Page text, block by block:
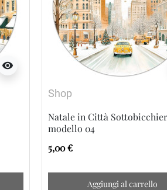
visibility
Shop
Natale in Città
modello 04
5,00 €
Aggiungi al carrello